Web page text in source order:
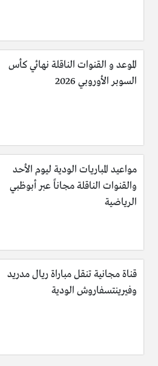
الموعد و القنوات الناقلة نهائي كأس
السوبر الأوروبي 2026
مواعيد المباريات الودية ليوم الأحد
والقنوات الناقلة مجاناً عبر أبوظبي
الرياضية
قناة مجانية تنقل مباراة ريال مدريد
وفيرينتسفاروش الودية